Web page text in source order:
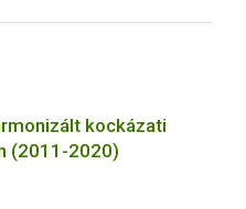
kockázati
(2011-2020)